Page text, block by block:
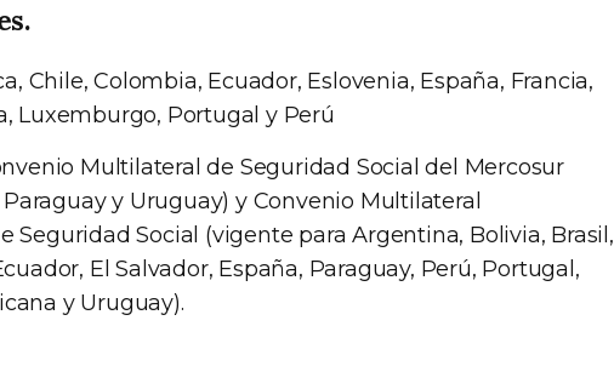
Chile, Colombia, Ecuador, Eslovenia, España, Francia,
Luxemburgo, Portugal y Perú
Multilateral de Seguridad Social del Mercosur
y Uruguay) y Convenio Multilateral
Seguridad Social (vigente para Argentina, Bolivia, Brasil,
El Salvador, España, Paraguay, Perú, Portugal,
y Uruguay).